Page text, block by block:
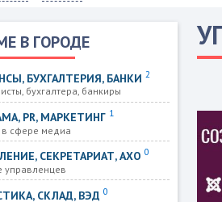
В ГОРОДЕ
БУХГАЛТЕРИЯ, БАНКИ 2
бухгалтера, банкиры
PR, МАРКЕТИНГ 1
в сфере медиа
СЕКРЕТАРИАТ, АХО 0
управленцев
СКЛАД, ВЭД 0